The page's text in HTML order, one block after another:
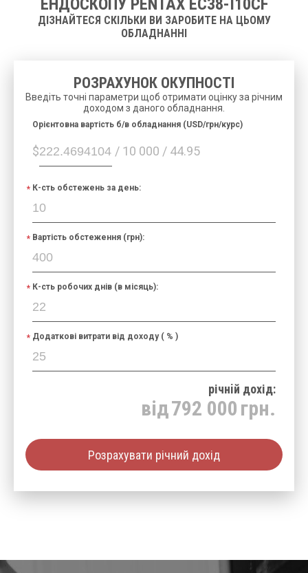
ЕНДОСКОПУ PENTAX EC38-I10CF
ДІЗНАЙТЕСЯ СКІЛЬКИ ВИ ЗАРОБИТЕ НА ЦЬОМУ
ОБЛАДНАННІ
РОЗРАХУНОК ОКУПНОСТІ
Введіть точні параметри щоб отримати оцінку за річним
доходом з даного обладнання.
$ / 10 000 / 44.95
Орієнтовна вартість б/в обладнання (USD/грн/курс)
К-сть обстежень за день:
Вартість обстеження (грн):
К-сть робочих днів (в місяць):
Додаткові витрати від доходу ( % )
річнiй дохід:
від792 000 грн.
Розрахувати річний дохід